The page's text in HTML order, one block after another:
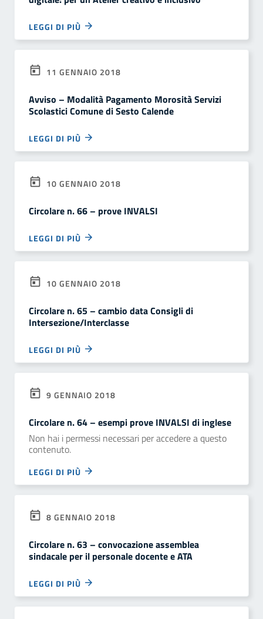
LEGGI DI PIÙ
11 GENNAIO 2018
Avviso – Modalità Pagamento Morosità Servizi
Scolastici Comune di Sesto Calende
LEGGI DI PIÙ
10 GENNAIO 2018
Circolare n. 66 – prove INVALSI
LEGGI DI PIÙ
10 GENNAIO 2018
Circolare n. 65 – cambio data Consigli di
Intersezione/Interclasse
LEGGI DI PIÙ
9 GENNAIO 2018
Circolare n. 64 – esempi prove INVALSI di inglese
Non hai i permessi necessari per accedere a questo
contenuto.
LEGGI DI PIÙ
8 GENNAIO 2018
Circolare n. 63 – convocazione assemblea
sindacale per il personale docente e ATA
LEGGI DI PIÙ